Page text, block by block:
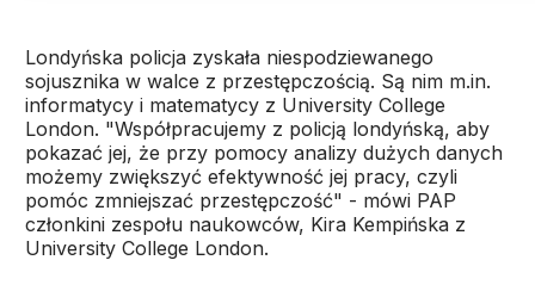
Londyńska policja zyskała niespodziewanego
sojusznika w walce z przestępczością. Są nim m.in.
informatycy i matematycy z University College
London. "Współpracujemy z policją londyńską, aby
pokazać jej, że przy pomocy analizy dużych danych
możemy zwiększyć efektywność jej pracy, czyli
pomóc zmniejszać przestępczość" - mówi PAP
członkini zespołu naukowców, Kira Kempińska z
University College London.